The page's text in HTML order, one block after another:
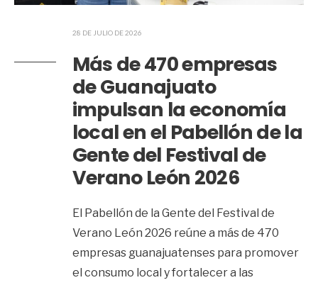
28 DE JULIO DE 2026
Más de 470 empresas
de Guanajuato
impulsan la economía
local en el Pabellón de la
Gente del Festival de
Verano León 2026
El Pabellón de la Gente del Festival de
Verano León 2026 reúne a más de 470
empresas guanajuatenses para promover
el consumo local y fortalecer a las